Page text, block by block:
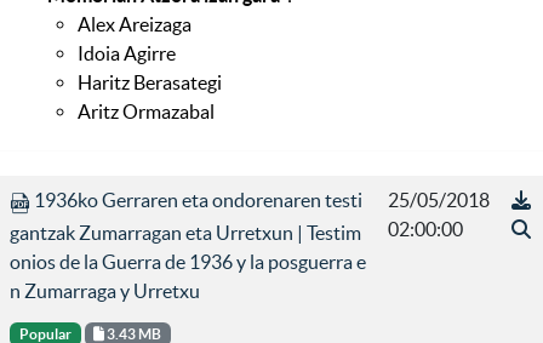
Alex Areizaga
Idoia Agirre
Haritz Berasategi
Aritz Ormazabal
1936ko Gerraren eta ondorenaren testi
gantzak Zumarragan eta Urretxun | Testim
onios de la Guerra de 1936 y la posguerra e
n Zumarraga y Urretxu
Popular 3.43 MB
25/05/2018
02:00:00